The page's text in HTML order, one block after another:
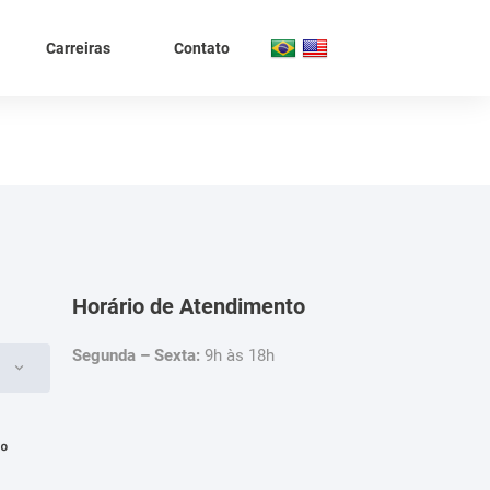
Carreiras Contato
Horário de Atendimento
Segunda – Sexta: 9h às 18h